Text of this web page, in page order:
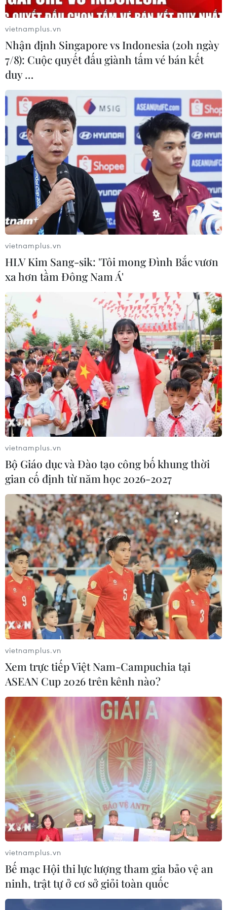
#Du lịch Thái Bình
#Thời sự
Hưng Yên Thái Bình
Theo dõi VietnamPlus
TIN LIÊN QUAN
Lễ Phát lương Đức Thánh Trần đền Trần
Thương - Hà Nam
Đêm 1/3, (tức 14 tháng Giêng năm Mậu Tuất), tại Di tích
quốc gia đặc biệt đền Trần Thương, xã Nhân Đạo,
huyện Lý Nhân, tỉnh Hà Nam đã diễn ra Lễ phát lương
Đức Thánh Trần Xuân Mậu Tuất năm 2018.
Dòng người trật tự, xếp hàng xin ấn đền
Trần cầu may
02/03/2018 02:19
Khác với cảnh chen lấn, xô đẩy trong các mùa lễ trước
đây, năm nay, tại các điểm phát ấn đền Trần (Nam
Định), hàng trăm du khách thập phương đều trật tự, xếp
hàng kiên nhẫn đợi đến lượt của mình.
vietnamplus.vn
Nhận định Singapore vs Indonesia (20h ngày
7/8): Cuộc quyết đấu giành tấm vé bán kết
duy …
vietnamplus.vn
HLV Kim Sang-sik: 'Tôi mong Đình Bắc vươn
xa hơn tầm Đông Nam Á'
vietnamplus.vn
Bộ Giáo dục và Đào tạo công bố khung thời
gian cố định từ năm học 2026-2027
vietnamplus.vn
Xem trực tiếp Việt Nam-Campuchia tại
ASEAN Cup 2026 trên kênh nào?
vietnamplus.vn
Bế mạc Hội thi lực lượng tham gia bảo vệ an
ninh, trật tự ở cơ sở giỏi toàn quốc